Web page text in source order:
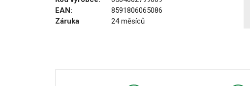
EAN:
8591806065086
Záruka
24 měsíců